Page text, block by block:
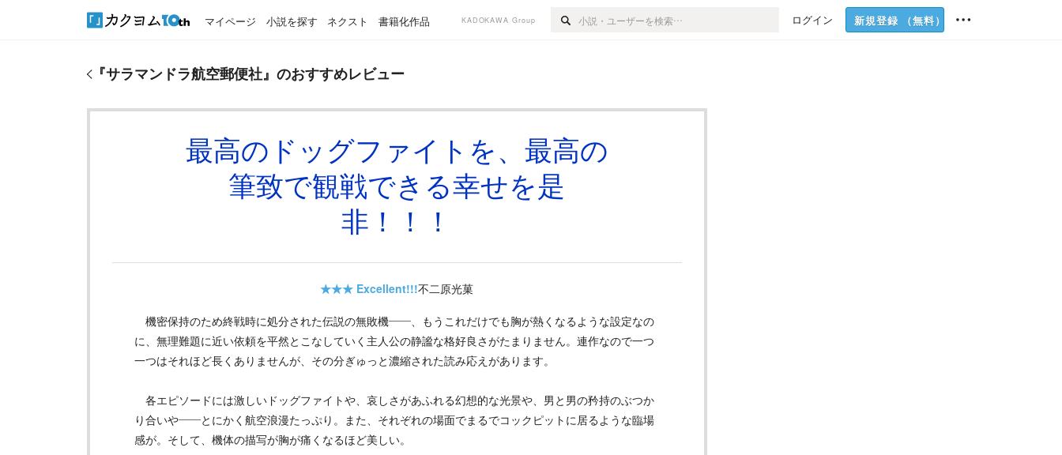
マイページ 小説を探す ネクスト 書籍化作品 KADOKAWA Group ログイン 新規登録 （無料）
『サラマンドラ航空郵便社』のおすすめレビュー
最高のドッグファイトを、最高の
筆致で観戦できる幸せを是
非！！！
★★★ Excellent!!!不二原光菓
機密保持のため終戦時に処分された伝説の無敗機――、もうこれだけでも胸が熱くなるような設定なの
に、無理難題に近い依頼を平然とこなしていく主人公の静謐な格好良さがたまりません。連作なので一つ
一つはそれほど長くありませんが、その分ぎゅっと濃縮された読み応えがあります。
各エピソードには激しいドッグファイトや、哀しさがあふれる幻想的な光景や、男と男の矜持のぶつか
り合いや――とにかく航空浪漫たっぷり。また、それぞれの場面でまるでコックピットに居るような臨場
感が。そして、機体の描写が胸が痛くなるほど美しい。